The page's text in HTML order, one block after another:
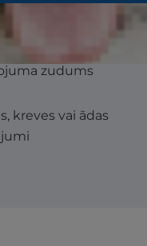
vai zvīņaini
zudums
kreves vai ādas